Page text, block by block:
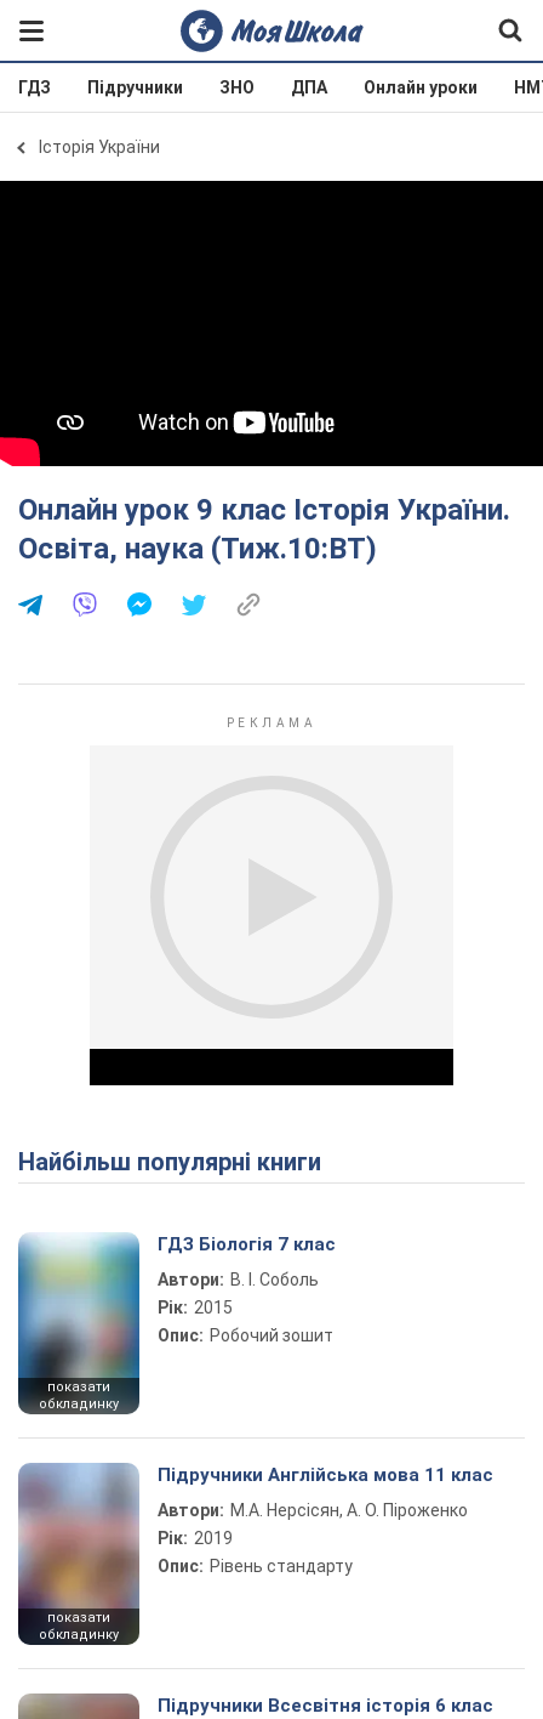
ГДЗ Підручники ЗНО ДПА Онлайн уроки
Історія України
Онлайн урок 9 клас Історія України.
Освіта, наука (Тиж.10:ВТ)
Play Video
Найбільш популярні книги
показати
обкладинку
ГДЗ Біологія 7 клас
Автори: В. І. Соболь
Рік: 2015
Опис: Робочий зошит
показати
обкладинку
Підручники Англійська мова 11 клас
Автори: М.А. Нерсісян, А. О. Піроженко
Рік: 2019
Опис: Рівень стандарту
Підручники Всесвітня історія 6 клас